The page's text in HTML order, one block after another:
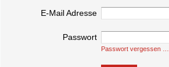
E-Mail Adresse
Passwort
Passwort vergessen …